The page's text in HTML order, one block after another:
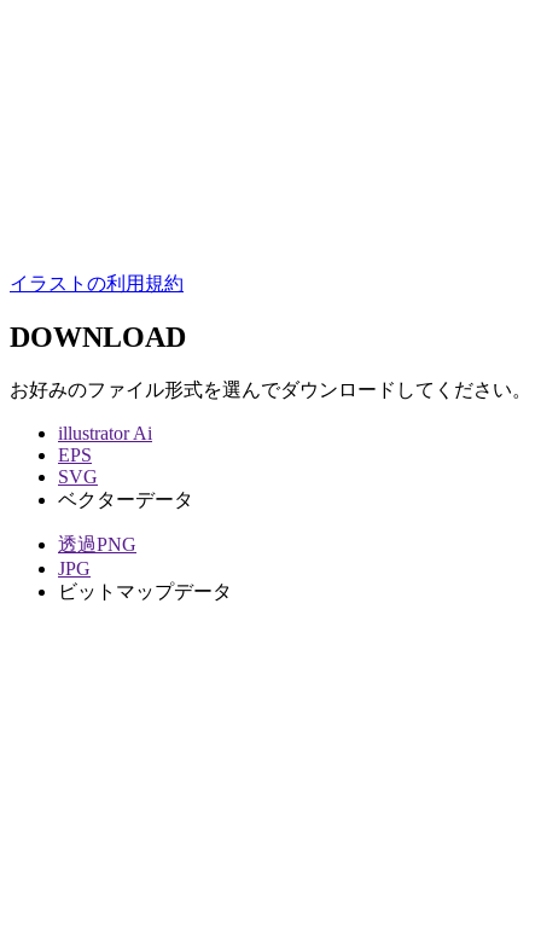
イラストの利用規約
DOWNLOAD
お好みのファイル形式を選んでダウンロードしてください。
illustrator Ai
EPS
SVG
ベクターデータ
透過PNG
JPG
ビットマップデータ